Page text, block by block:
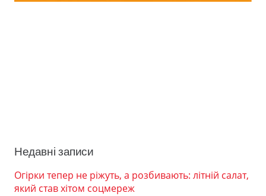
Недавні записи
Огірки тепер не ріжуть, а розбивають: літній салат,
який став хітом соцмереж